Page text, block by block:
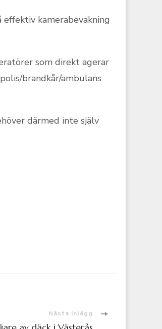
kamerabevakning
som direkt agerar
brandkår/ambulans
därmed inte själv
Nästa inlägg